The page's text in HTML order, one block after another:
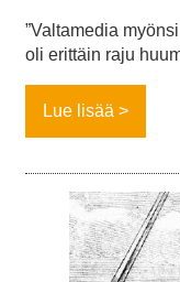
”Valtamedia
oli erittäin raju
Lue lisää